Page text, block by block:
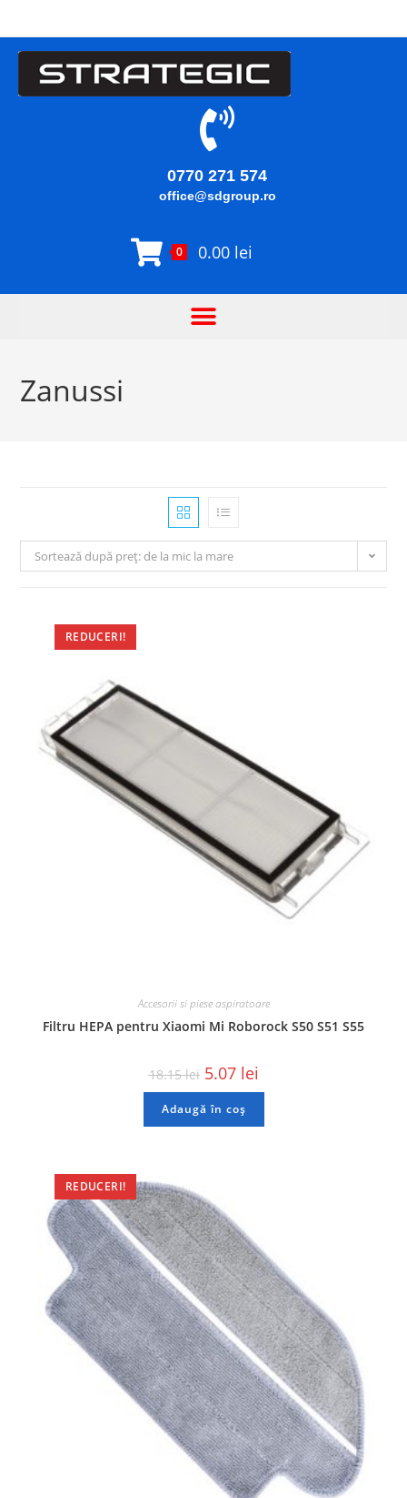
0770 271 574
office@sdgroup.ro
0 0.00 lei
Zanussi
Sortează după preț: de la mic la mare
REDUCERI!
Accesorii si piese aspiratoare
Filtru HEPA pentru Xiaomi Mi Roborock S50 S51 S55
18.15lei 5.07 lei
Adaugă în coș
REDUCERI!